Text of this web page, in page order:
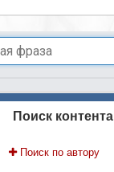
Поиск контента
Поиск по автору